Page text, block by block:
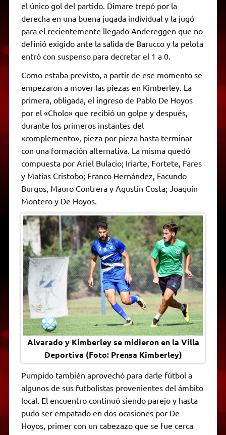
el único gol del partido. Dimare trepó por la
derecha en una buena jugada individual y la jugó
para el recientemente llegado Andereggen que no
definió exigido ante la salida de Barucco y la pelota
entró con suspenso para decretar el 1 a 0.
Como estaba previsto, a partir de ese momento se
empezaron a mover las piezas en Kimberley. La
primera, obligada, el ingreso de Pablo De Hoyos
por el «Cholo» que recibió un golpe y después,
durante los primeros instantes del
«complemento», pieza por pieza hasta terminar
con una formación alternativa. La misma quedó
compuesta por Ariel Bulacio; Iriarte, Fortete, Fares
y Matías Cristobo; Franco Hernández, Facundo
Burgos, Mauro Contrera y Agustín Costa; Joaquín
Montero y De Hoyos.
Alvarado y Kimberley se midieron en la Villa
Deportiva (Foto: Prensa Kimberley)
Pumpido también aprovechó para darle fútbol a
algunos de sus futbolistas provenientes del ámbito
local. El encuentro continuó siendo parejo y hasta
pudo ser empatado en dos ocasiones por De
Hoyos, primer con un cabezazo que se fue cerca